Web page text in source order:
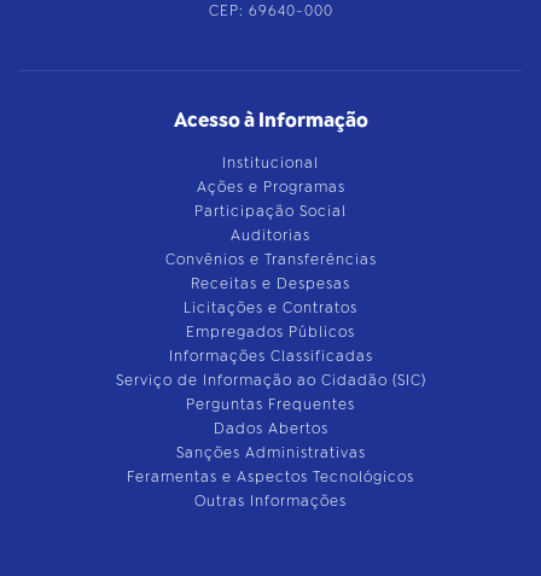
CEP: 69640-000
Acesso à Informação
Institucional
Ações e Programas
Participação Social
Auditorias
Convênios e Transferências
Receitas e Despesas
Licitações e Contratos
Empregados Públicos
Informações Classificadas
Serviço de Informação ao Cidadão (SIC)
Perguntas Frequentes
Dados Abertos
Sanções Administrativas
Feramentas e Aspectos Tecnológicos
Outras Informações